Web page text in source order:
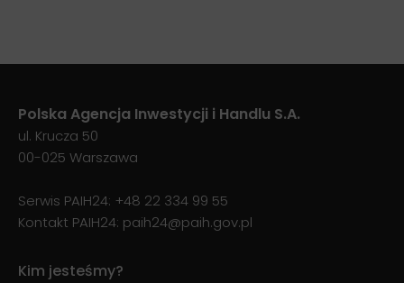
Polska Agencja Inwestycji i Handlu S.A.
ul. Krucza 50
00-025 Warszawa
Serwis PAIH24: +48 22 334 99 55
Kontakt PAIH24: paih24@paih.gov.pl
Kim jesteśmy?